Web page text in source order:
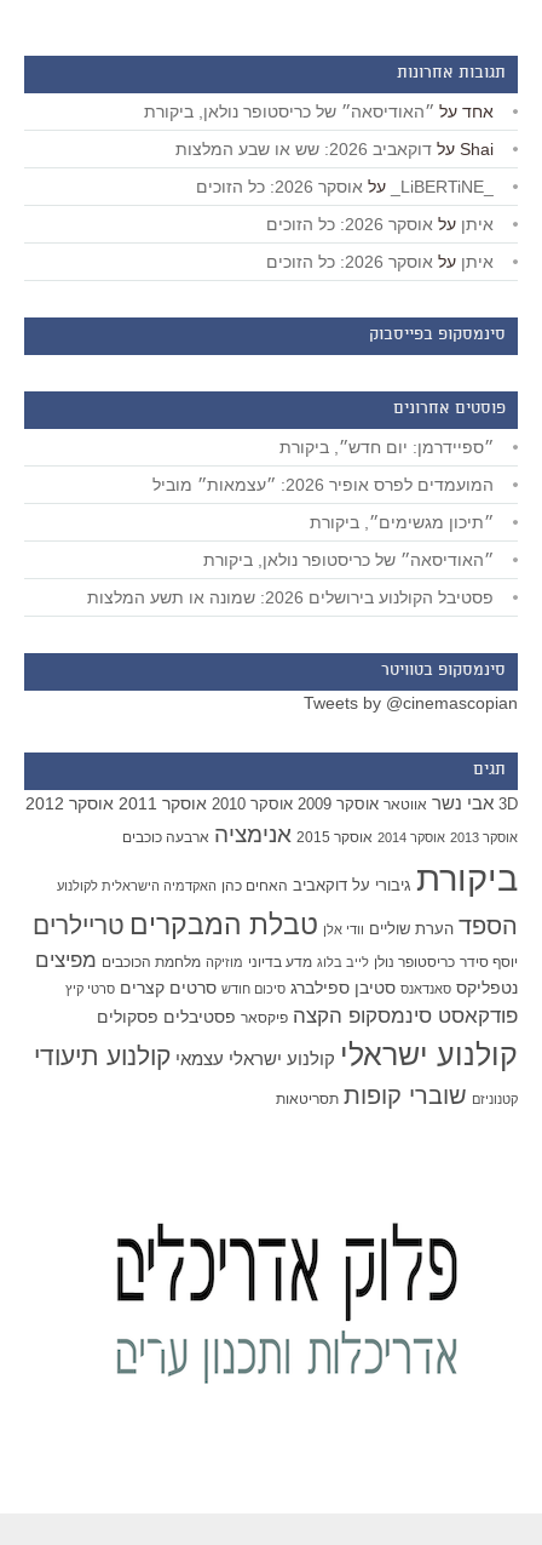
תגובות אחרונות
אחד על ״האודיסאה״ של כריסטופר נולאן, ביקורת
Shai על דוקאביב 2026: שש או שבע המלצות
על אוסקר 2026: כל הזוכים
איתן על אוסקר 2026: כל הזוכים
איתן על אוסקר 2026: כל הזוכים
סינמסקופ בפייסבוק
פוסטים אחרונים
״ספיידרמן: יום חדש״, ביקורת
המועמדים לפרס אופיר 2026: ״עצמאות״ מוביל
״תיכון מגשימים״, ביקורת
״האודיסאה״ של כריסטופר נולאן, ביקורת
פסטיבל הקולנוע בירושלים 2026: שמונה או תשע המלצות
סינמסקופ בטוויטר
Tweets by @cinemascopian
תגים
3D אבי נשר אווטאר אוסקר 2009 אוסקר 2010 אוסקר 2011 אוסקר 2012
אוסקר 2013 אוסקר 2014 אוסקר 2015 אנימציה ארבעה כוכבים
ביקורת גיבורי על דוקאביב האחים כהן האקדמיה הישראלית לקולנוע
הספד הערת שוליים וודי אלן טבלת המבקרים טריילרים
יוסף סידר כריסטופר נולן לייב בלוג מדע בדיוני מוזיקה מלחמת הכוכבים מפיצים
נטפליקס סאנדאנס סטיבן ספילברג סיכום חודש סרטים קצרים סרטי קיץ
פודקאסט סינמסקופ הקצה פיקסאר פסטיבלים פסקולים
קולנוע ישראלי קולנוע ישראלי עצמאי קולנוע תיעודי
קטנוניזם שוברי קופות תסריטאות